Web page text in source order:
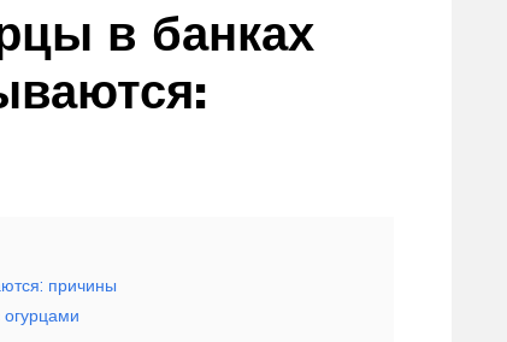
в банках
причины